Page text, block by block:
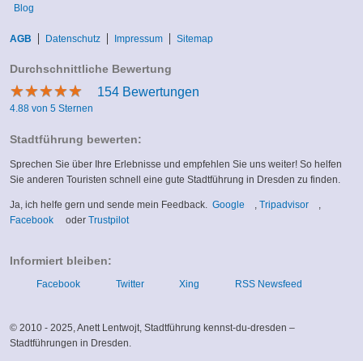
Blog
AGB Datenschutz Impressum Sitemap
Durchschnittliche Bewertung
★★★★★
★★★★★ 154 Bewertungen
4.88 von 5 Sternen
Stadtführung bewerten:
Sprechen Sie über Ihre Erlebnisse und empfehlen Sie uns weiter! So helfen
Sie anderen Touristen schnell eine gute Stadtführung in Dresden zu finden.
Ja, ich helfe gern und sende mein Feedback.Google (link
,Tripadvisor(link,
Facebook(linkoder Trustpilot(link
Informiert bleiben:
Facebook Twitter Xing RSS Newsfeed
© 2010 - 2025, Anett Lentwojt, Stadtführung kennst-du-dresden –
Stadtführungen in Dresden.